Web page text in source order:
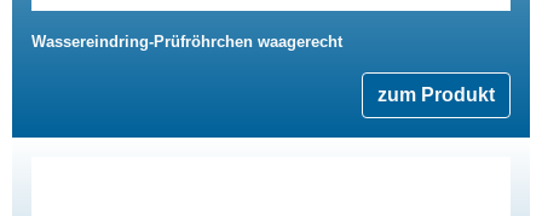
Wassereindring-Prüfröhrchen waagerecht
zum Produkt